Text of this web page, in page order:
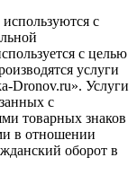
с
с целью
услуги
Dronov.ru». Услуги
с
товарных знаков
в отношении
оборот в